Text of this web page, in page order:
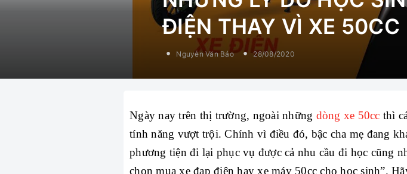
ĐIỆN THAY VÌ XE 50CC
Nguyễn Văn Bảo 28/08/2020
Ngày nay trên thị trường, ngoài những dòng xe 50cc thì
tính năng vượt trội. Chính vì điều đó, bậc cha mẹ đang
phương tiện đi lại phục vụ được cả nhu cầu đi học cũng
chọn mua xe đạp điện hay xe máy 50cc cho học sinh”.